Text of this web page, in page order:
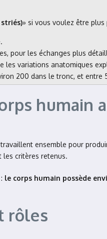
striés)» si vous voulez être plus
pour les échanges plus
les variations anatomiques
200 dans le tronc, et
humain
ensemble pour
les critères retenus.
le corps humain possède
rôles